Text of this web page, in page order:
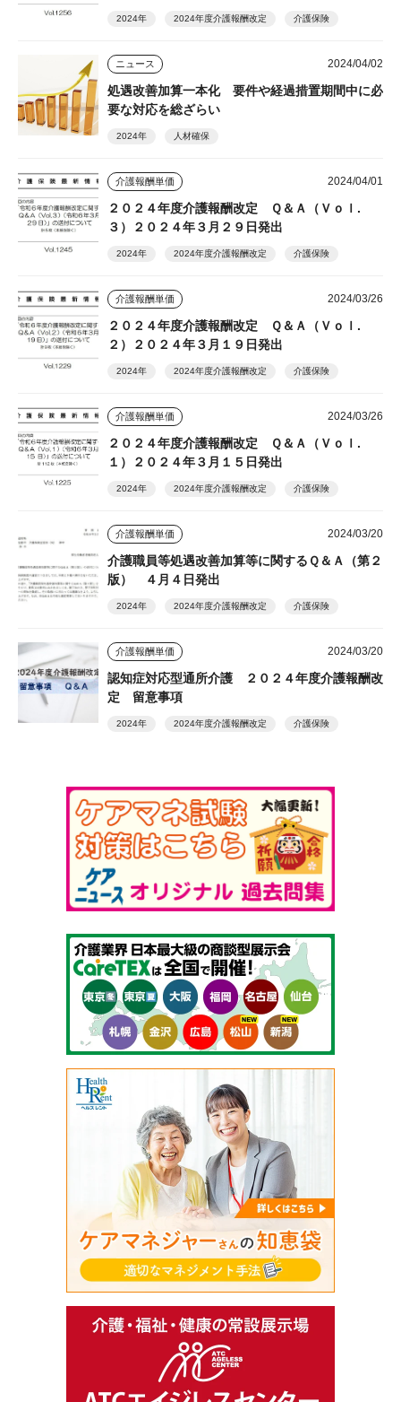
2024年 2024年度介護報酬改定 介護保険
ニュース 2024/04/02
処遇改善加算一本化 要件や経過措置期間中に必
要な対応を総ざらい
2024年 人材確保
介護報酬単価 2024/04/01
２０２４年度介護報酬改定 Ｑ＆Ａ（Ｖｏｌ.
３）２０２４年３月２９日発出
2024年 2024年度介護報酬改定 介護保険
介護報酬単価 2024/03/26
２０２４年度介護報酬改定 Ｑ＆Ａ（Ｖｏｌ.
２）２０２４年３月１９日発出
2024年 2024年度介護報酬改定 介護保険
介護報酬単価 2024/03/26
２０２４年度介護報酬改定 Ｑ＆Ａ（Ｖｏｌ.
１）２０２４年３月１５日発出
2024年 2024年度介護報酬改定 介護保険
介護報酬単価 2024/03/20
介護職員等処遇改善加算等に関するＱ＆Ａ（第２
版） ４月４日発出
2024年 2024年度介護報酬改定 介護保険
介護報酬単価 2024/03/20
認知症対応型通所介護 ２０２４年度介護報酬改
定 留意事項
2024年 2024年度介護報酬改定 介護保険